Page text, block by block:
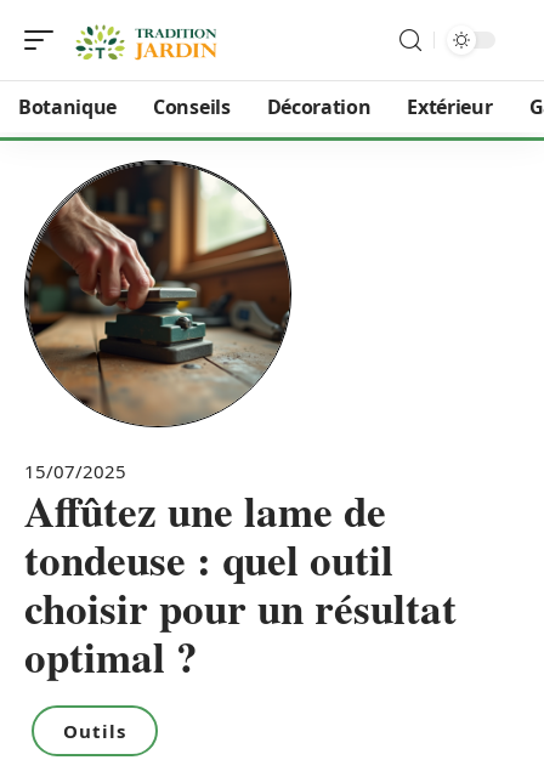
Botanique Conseils Décoration Extérieur
15/07/2025
Affûtez une lame de
tondeuse : quel outil
choisir pour un résultat
optimal ?
Outils